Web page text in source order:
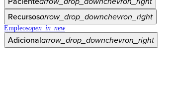
Recursosarrow_drop_downchevron_right
Empleosopen_in_new
Adicionalarrow_drop_downchevron_right